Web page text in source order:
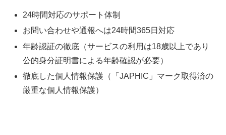
24時間対応のサポート体制
お問い合わせや通報へは24時間365日対応
年齢認証の徹底（サービスの利用は18歳以上であり
公的身分証明書による年齢確認が必要）
徹底した個人情報保護（「JAPHIC」マーク取得済の
厳重な個人情報保護）